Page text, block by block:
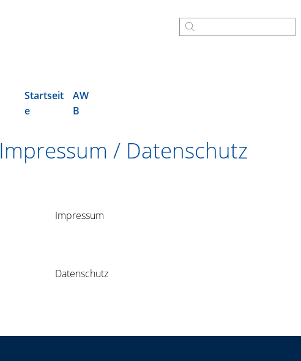
Startseit
e
AW
B
Impressum / Datenschutz
Impressum
Datenschutz